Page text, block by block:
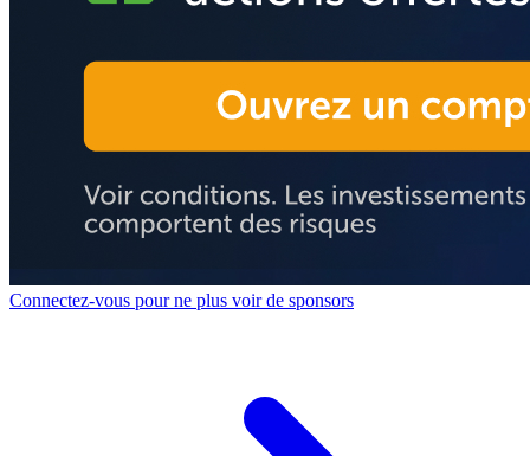
Connectez-vous pour ne plus voir de sponsors